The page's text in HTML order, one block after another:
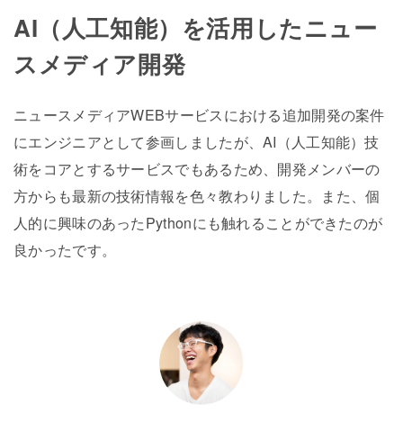
AI（人工知能）を活用したニュー
スメディア開発
ニュースメディアWEBサービスにおける追加開発の案件
にエンジニアとして参画しましたが、AI（人工知能）技
術をコアとするサービスでもあるため、開発メンバーの
方からも最新の技術情報を色々教わりました。また、個
人的に興味のあったPythonにも触れることができたのが
良かったです。